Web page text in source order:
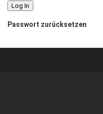
Passwort zurücksetzen